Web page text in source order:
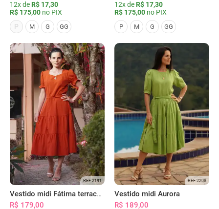
12x de R$ 17,30
R$ 175,00 no PIX
P
M G GG
12x de R$ 17,30
R$ 175,00 no PIX
P M G GG
REF 2191
Vestido midi Fátima terracota
R$ 179,00
REF 2208
Vestido midi Aurora
R$ 189,00